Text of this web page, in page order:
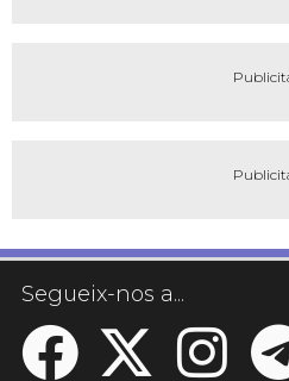
Segueix-nos a...